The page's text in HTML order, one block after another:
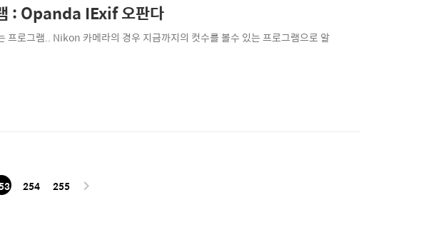
: Opanda IExif 오판다
프로그램.. Nikon 카메라의 경우 지금까지의 컷수를 볼수 있는 프로그램으로 알
254 255